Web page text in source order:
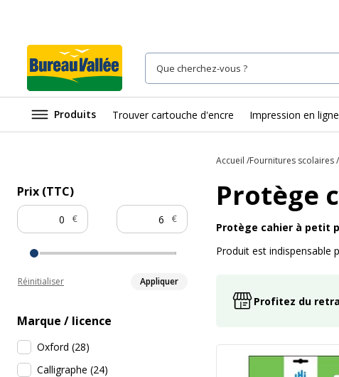
Produits Trouver cartouche d'encre Impression en ligne
Prix (TTC)
€ €
Réinitialiser Appliquer
Marque / licence
Oxford (28)
Calligraphe (24)
Accueil Fournitures scolaires
Protège
Protège cahier à petit
Produit est indispensable
Profitez du